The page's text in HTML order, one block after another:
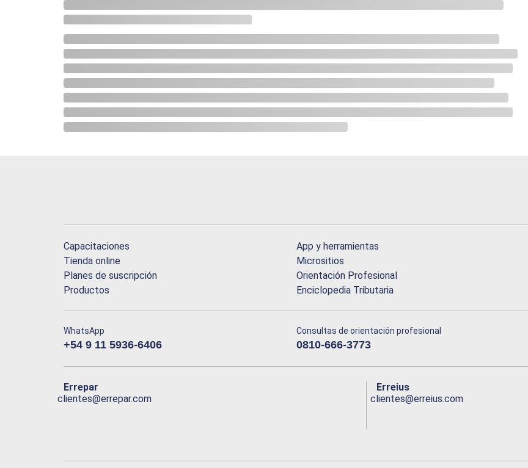
Capacitaciones
Tienda online
Planes de suscripción
Productos
App y herramientas
Micrositios
Orientación Profesional
Enciclopedia Tributaria
WhatsApp
+54 9 11 5936-6406
Consultas de orientación profesional
0810-666-3773
Errepar
clientes@errepar.com
Erreius
clientes@erreius.com